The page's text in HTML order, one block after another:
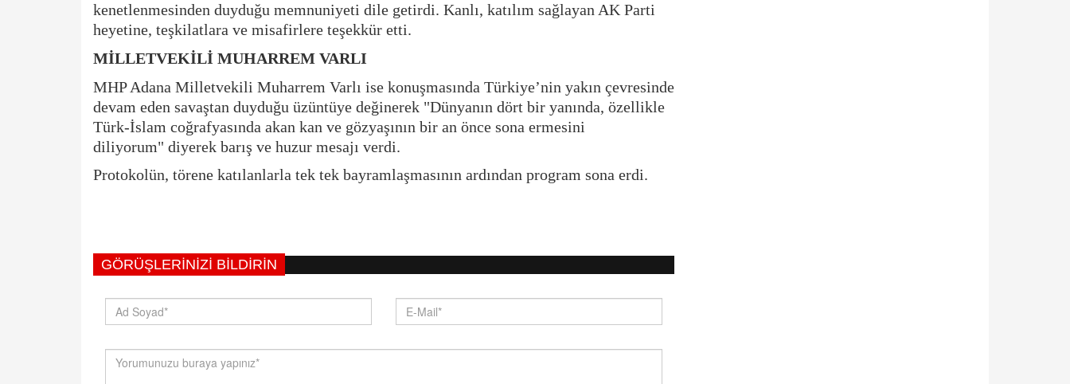
kenetlenmesinden duyduğu memnuniyeti dile getirdi. Kanlı, katılım sağlayan AK Parti
heyetine, teşkilatlara ve misafirlere teşekkür etti.
MİLLETVEKİLİ MUHARREM VARLI
​MHP Adana Milletvekili Muharrem Varlı ise konuşmasında Türkiye’nin yakın çevresinde
devam eden savaştan duyduğu üzüntüye değinerek "Dünyanın dört bir yanında, özellikle
Türk-İslam coğrafyasında akan kan ve gözyaşının bir an önce sona ermesini
diliyorum" diyerek barış ve huzur mesajı verdi.
​Protokolün, törene katılanlarla tek tek bayramlaşmasının ardından program sona erdi.
GÖRÜŞLERINIZI BILDIRIN